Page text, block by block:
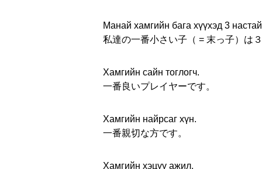
Манай хамгийн бага хүүхэд 3
私達の一番小さい子（ = 末っ子）は
Хамгийн сайн тоглогч.
一番良いプレイヤーです。
Хамгийн найрсаг хүн.
一番親切な方です。
Хамгийн хэцүү ажил.